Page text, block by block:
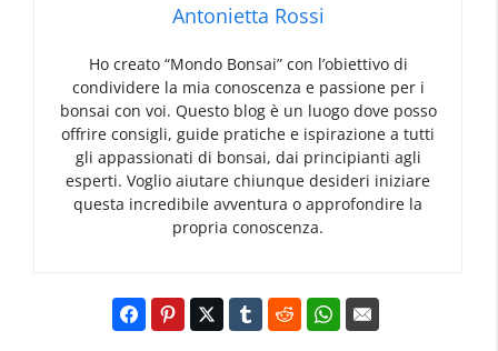
Antonietta Rossi
Ho creato “Mondo Bonsai” con l’obiettivo di
condividere la mia conoscenza e passione per i
bonsai con voi. Questo blog è un luogo dove posso
offrire consigli, guide pratiche e ispirazione a tutti
gli appassionati di bonsai, dai principianti agli
esperti. Voglio aiutare chiunque desideri iniziare
questa incredibile avventura o approfondire la
propria conoscenza.